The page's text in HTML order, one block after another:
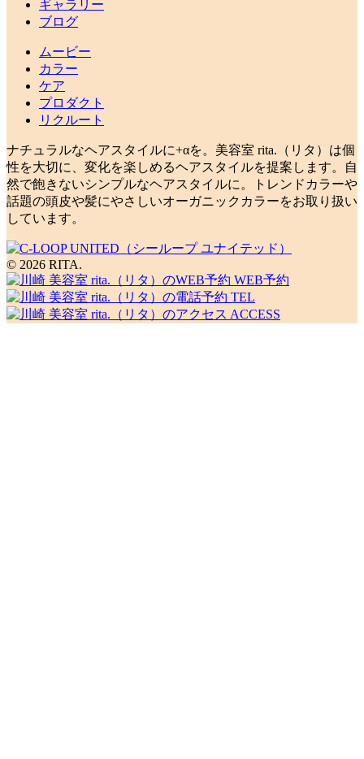
ギャラリー
ブログ
ムービー
カラー
ケア
プロダクト
リクルート
ナチュラルなヘアスタイルに+αを。美容室 rita.（リタ）は個
性を大切に、変化を楽しめるヘアスタイルを提案します。自
然で飽きないシンプルなヘアスタイルに。トレンドカラーや
話題の頭皮や髪にやさしいオーガニックカラーをお取り扱い
しています。
© 2026 RITA.
WEB予約
TEL
ACCESS